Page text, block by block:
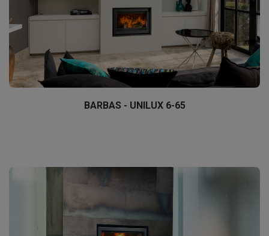
BARBAS - UNILUX 6-65